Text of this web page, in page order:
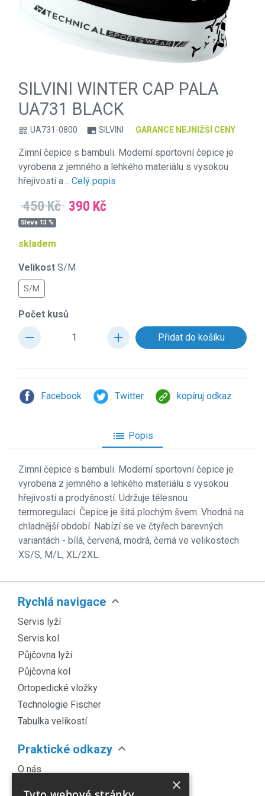
SILVINI WINTER CAP PALA
UA731 BLACK
qr_code UA731-0800 branding_watermark SILVINI GARANCE NEJNIŽŠÍ CENY
Zimní čepice s bambuli. Moderní sportovní čepice je
vyrobena z jemného a lehkého materiálu s vysokou
hřejivostí a… Celý popis
450 Kč 390 Kč
Sleva 13 %
skladem
Velikost S/M
S/M
Počet kusů
remove add
Facebook Twitter kopíruj odkaz
list Popis
Zimní čepice s bambuli. Moderní sportovní čepice je
vyrobena z jemného a lehkého materiálu s vysokou
hřejivostí a prodyšností. Udržuje tělesnou
termoregulaci. Čepice je šitá plochým švem. Vhodná na
chladnější období. Nabízí se ve čtyřech barevných
variantách - bílá, červená, modrá, černá ve velikostech
XS/S, M/L, XL/2XL.
Rychlá navigace expand_more
Servis lyží
Servis kol
Půjčovna lyží
Půjčovna kol
Ortopedické vložky
Technologie Fischer
Tabulka velikostí
Praktické odkazy expand_more
O nás
×